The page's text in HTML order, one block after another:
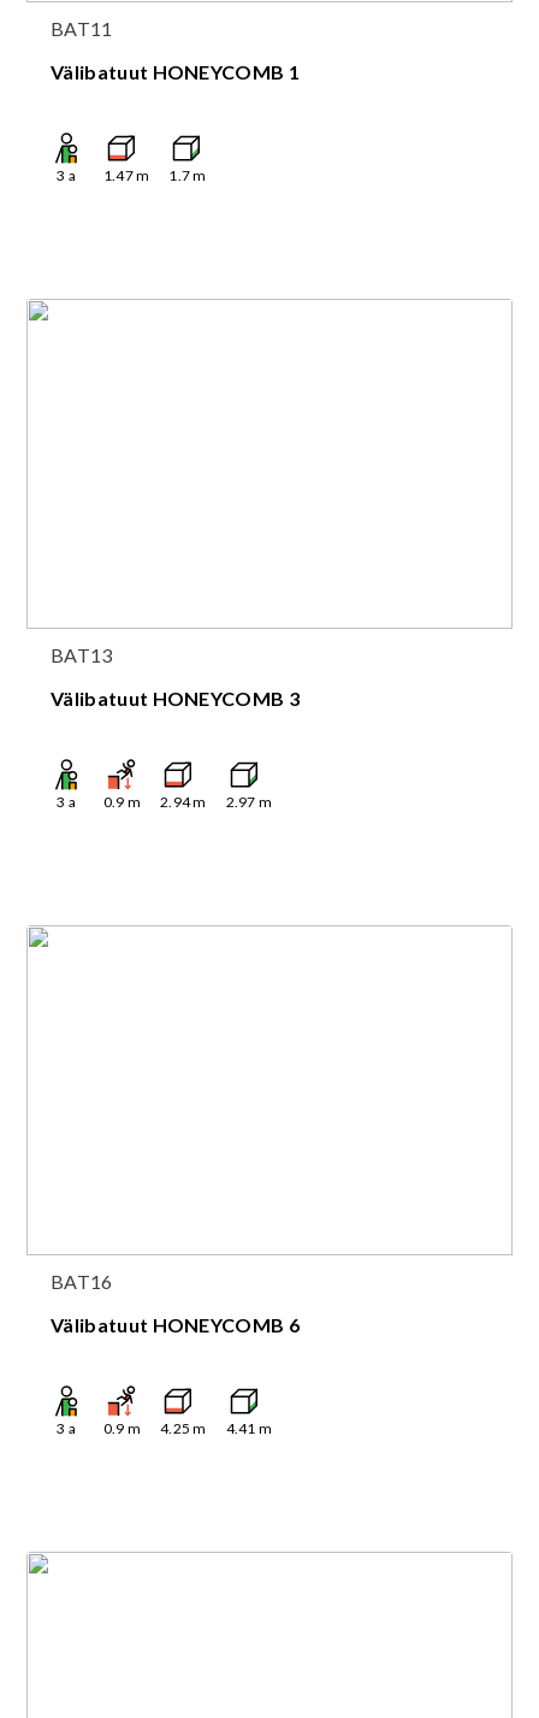
BAT11
Välibatuut HONEYCOMB 1
3 a 1.47m 1.7m
BAT13
Välibatuut HONEYCOMB 3
3 a 0.9 m 2.94m 2.97 m
BAT16
Välibatuut HONEYCOMB 6
3 a 0.9 m 4.25 m 4.41 m